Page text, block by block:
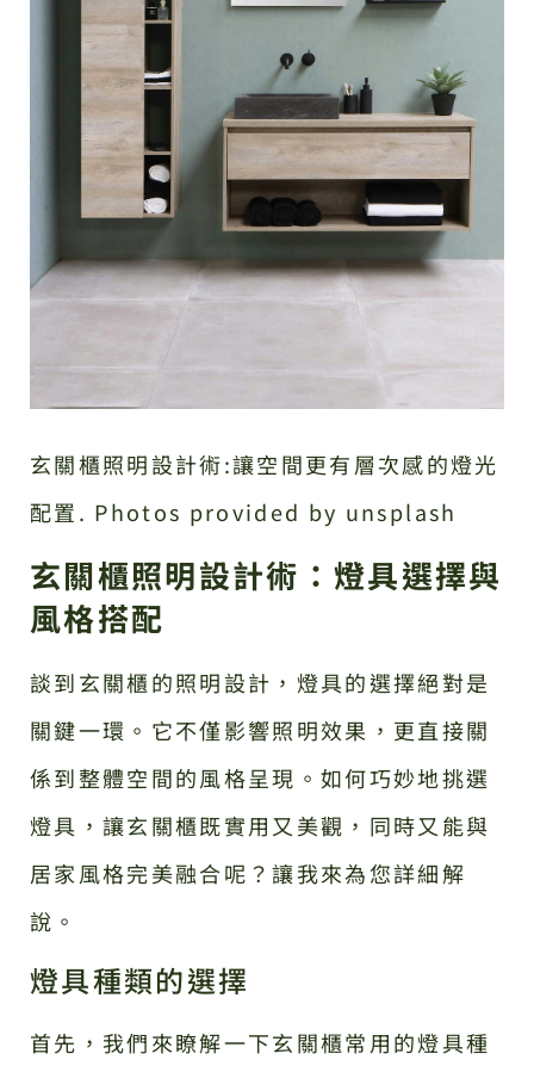
玄關櫃照明設計術:讓空間更有層次感的燈光
配置. Photos provided by unsplash
玄關櫃照明設計術：燈具選擇與
風格搭配
談到玄關櫃的照明設計，燈具的選擇絕對是
關鍵一環。它不僅影響照明效果，更直接關
係到整體空間的風格呈現。如何巧妙地挑選
燈具，讓玄關櫃既實用又美觀，同時又能與
居家風格完美融合呢？讓我來為您詳細解
說。
燈具種類的選擇
首先，我們來瞭解一下玄關櫃常用的燈具種